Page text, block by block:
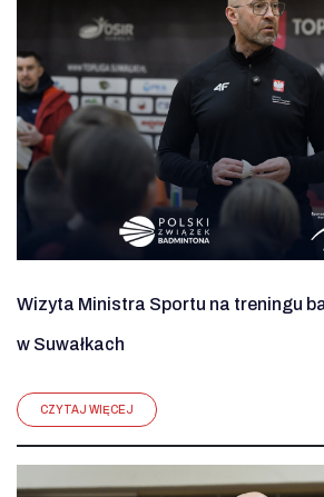
Wizyta Ministra Sportu na treningu
w Suwałkach
CZYTAJ WIĘCEJ